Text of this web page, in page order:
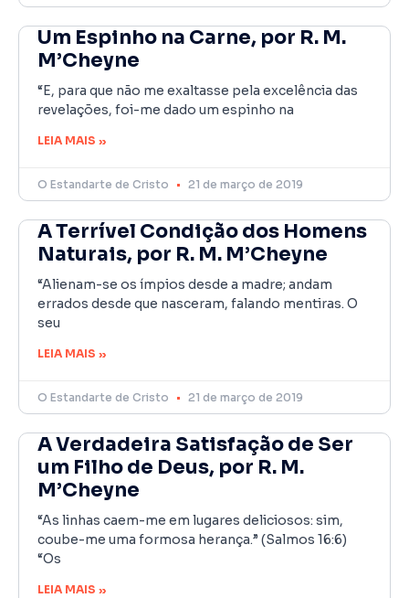
Um Espinho na Carne, por R. M.
M’Cheyne
“E, para que não me exaltasse pela excelência das
revelações, foi-me dado um espinho na
LEIA MAIS »
O Estandarte de Cristo 21 de março de 2019
A Terrível Condição dos Homens
Naturais, por R. M. M’Cheyne
“Alienam-se os ímpios desde a madre; andam
errados desde que nasceram, falando mentiras. O
seu
LEIA MAIS »
O Estandarte de Cristo 21 de março de 2019
A Verdadeira Satisfação de Ser
um Filho de Deus, por R. M.
M’Cheyne
“As linhas caem-me em lugares deliciosos: sim,
coube-me uma formosa herança.” (Salmos 16:6)
“Os
LEIA MAIS »